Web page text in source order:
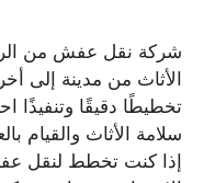
شركة نقل عفش من
الأثاث من مدينة إلى
تخطيطًا دقيقًا وتنفيذًا
سلامة الأثاث والقيام
إذا كنت تخطط لنقل